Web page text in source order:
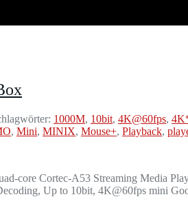
1000M, 10bit, 4K@60fps,
, Mini, MINIX, Mouse+, Playback,
core Cortec-A53 Streaming Media
Up to 10bit, 4K@60fps mini